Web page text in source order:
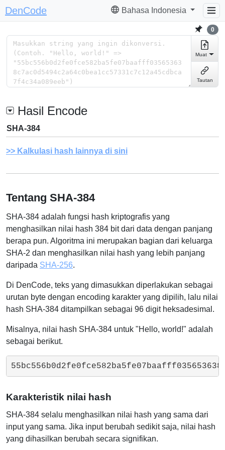
DenCode Bahasa Indonesia
0
Muat
Tautan
Hasil Encode
SHA-384
Kalkulasi hash lainnya di sini
Tentang SHA-384
SHA-384 adalah fungsi hash kriptografis yang
menghasilkan nilai hash 384 bit dari data dengan panjang
berapa pun. Algoritma ini merupakan bagian dari keluarga
SHA-2 dan menghasilkan nilai hash yang lebih panjang
daripada SHA-256.
Di DenCode, teks yang dimasukkan diperlakukan sebagai
urutan byte dengan encoding karakter yang dipilih, lalu nilai
hash SHA-384 ditampilkan sebagai 96 digit heksadesimal.
Misalnya, nilai hash SHA-384 untuk "Hello, world!" adalah
sebagai berikut.
Karakteristik nilai hash
SHA-384 selalu menghasilkan nilai hash yang sama dari
input yang sama. Jika input berubah sedikit saja, nilai hash
yang dihasilkan berubah secara signifikan.